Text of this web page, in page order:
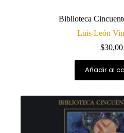
Biblioteca
Luis León
$30,00
Añadir al